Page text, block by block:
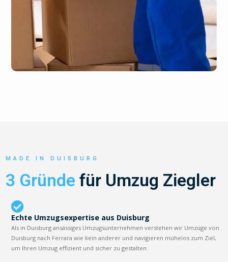
MADE IN DUISBURG
3 Gründe für Umzug Ziegler
Echte Umzugsexpertise aus Duisburg
Als in Duisburg ansässiges Umzugsunternehmen verstehen wir Umzüge von
Duisburg nach Ferrara wie kein anderer und navigieren mühelos zum Ziel,
um Ihren Umzug effizient und sicher zu gestalten.